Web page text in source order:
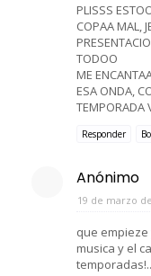
PLISSS
COPAA MAL,
TODOO
ME
ESA ONDA,
TEMPORADA
Responder
Anónimo
19 de marzo
que empieze
musica y el